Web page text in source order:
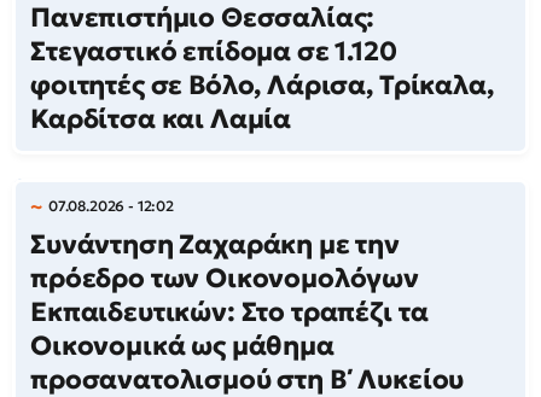
Πανεπιστήμιο Θεσσαλίας:
Στεγαστικό επίδομα σε 1.120
φοιτητές σε Βόλο, Λάρισα, Τρίκαλα,
Καρδίτσα και Λαμία
07.08.2026 - 12:02
Συνάντηση Ζαχαράκη με την
πρόεδρο των Οικονομολόγων
Εκπαιδευτικών: Στο τραπέζι τα
Οικονομικά ως μάθημα
προσανατολισμού στη Β΄ Λυκείου